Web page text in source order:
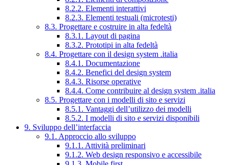
8.2.2. Elementi interattivi
8.2.3. Elementi testuali (microtesti)
8.3. Progettare e costruire in alta fedeltà
8.3.1. Layout di pagina
8.3.2. Prototipi in alta fedeltà
8.4. Progettare con il design system .italia
8.4.1. Documentazione
8.4.2. Benefici del design system
8.4.3. Risorse operative
8.4.4. Come contribuire al design system .italia
8.5. Progettare con i modelli di sito e servizi
8.5.1. Vantaggi dell’utilizzo dei modelli
8.5.2. I modelli di sito e servizi disponibili
9. Sviluppo dell’interfaccia
9.1. Approccio allo sviluppo
9.1.1. Attività preliminari
9.1.2. Web design responsivo e accessibile